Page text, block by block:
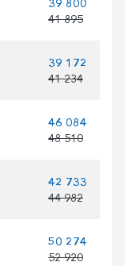
39 800
41 895
39 172
41 234
46 084
48 510
42 733
44 982
50 274
52 920